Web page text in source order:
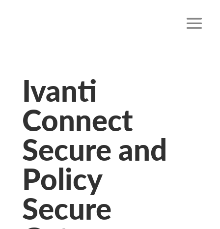
Ivanti
Connect
Secure and
Policy
Secure